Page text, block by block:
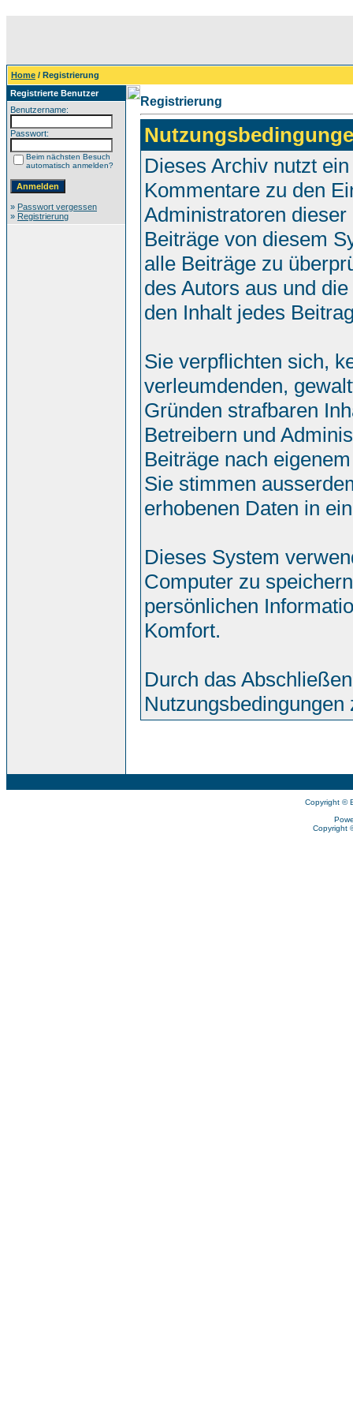
Home / Registrierung
Registrierte Benutzer
Benutzername:
Passwort:
Beim nächsten Besuch
automatisch anmelden?
» Passwort vergessen
» Registrierung
Registrierung
Dieses Archiv nutzt
Kommentare zu den
Administratoren
Beiträge von diesem
alle Beiträge zu
des Autors aus und
den Inhalt jedes
Sie verpflichten sich,
verleumdenden,
Gründen strafbaren
Betreibern und
Beiträge nach
Sie stimmen
erhobenen Daten in
Dieses System
Computer zu
persönlichen
Komfort.
Durch das
Nutzungsbedingungen
Copyright ©
Copyright